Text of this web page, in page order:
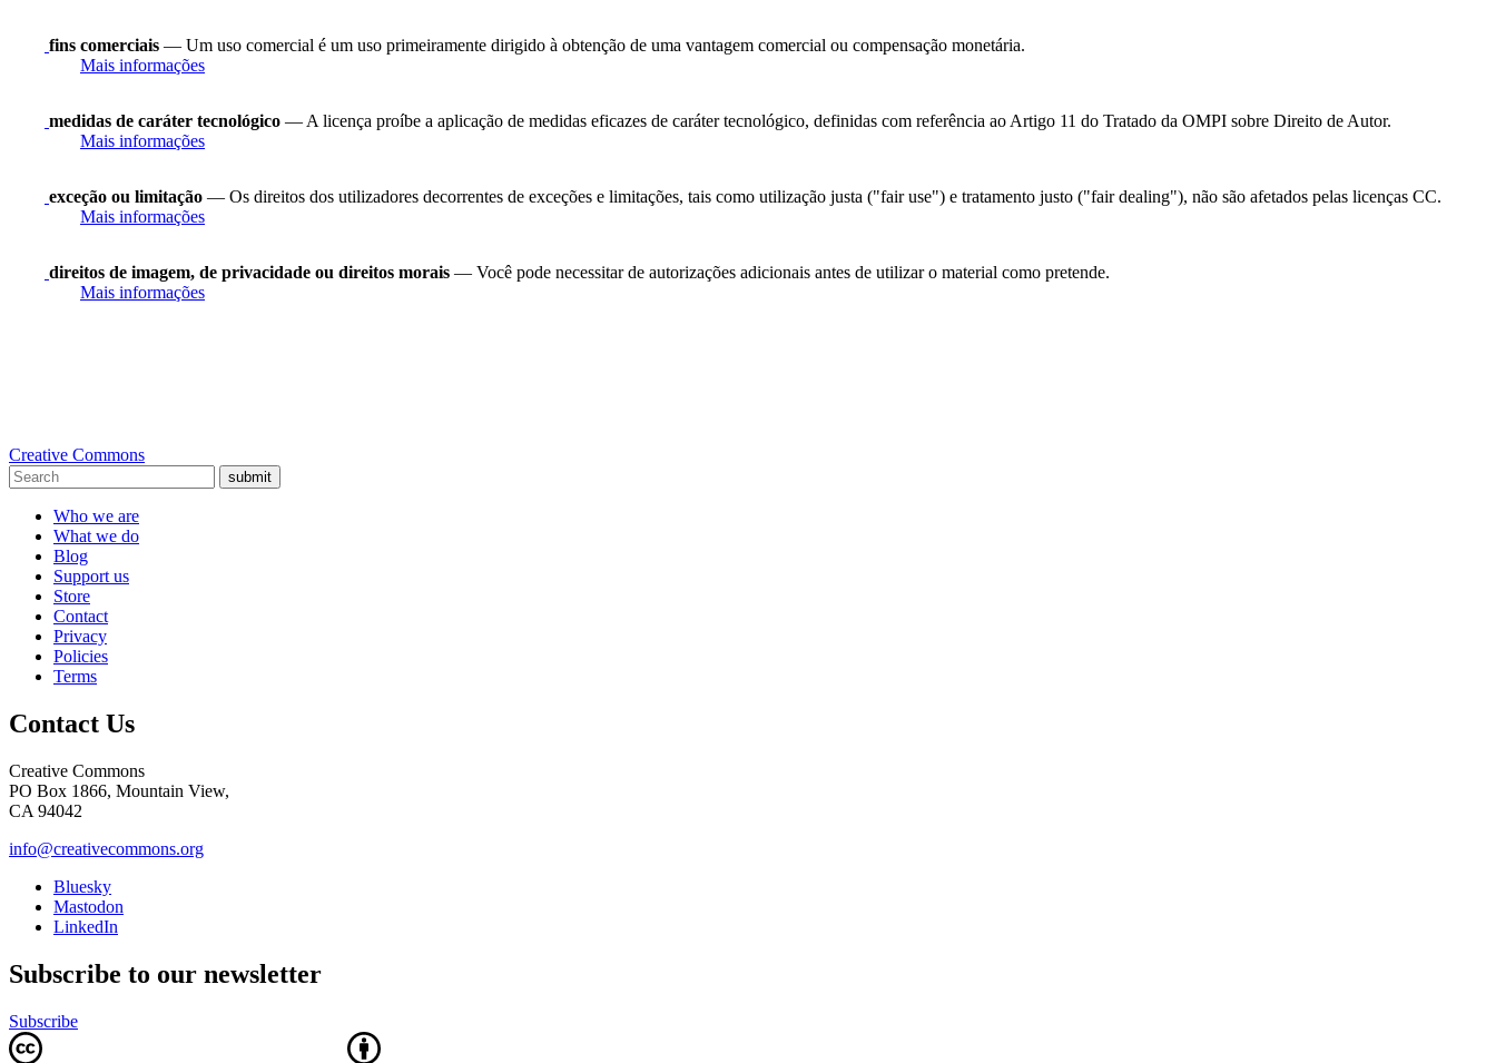
fins comerciais — Um uso comercial é um uso primeiramente dirigido à obtenção de uma vantagem comercial ou compensação monetária.
Mais informações
medidas de caráter tecnológico — A licença proíbe a aplicação de medidas eficazes de caráter tecnológico, definidas com referência ao Artigo 11 do Tratado da OMPI sobre Direito de Autor.
Mais informações
exceção ou limitação — Os direitos dos utilizadores decorrentes de exceções e limitações, tais como utilização justa ("fair use") e tratamento justo ("fair dealing"), não são afetados pelas licenças CC.
Mais informações
direitos de imagem, de privacidade ou direitos morais — Você pode necessitar de autorizações adicionais antes de utilizar o material como pretende.
Mais informações
Creative Commons
submit
Who we are
What we do
Blog
Support us
Store
Contact
Privacy
Policies
Terms
Contact Us
Creative Commons
PO Box 1866, Mountain View,
CA 94042
info@creativecommons.org
Bluesky
Mastodon
LinkedIn
Subscribe to our newsletter
Subscribe